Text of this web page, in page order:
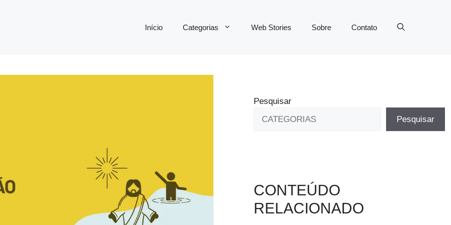
Início Categorias Web Stories Sobre Contato
Pesquisar
Pesquisar
CONTEÚDO
RELACIONADO